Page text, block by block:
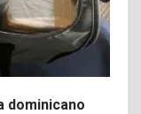
dominicano